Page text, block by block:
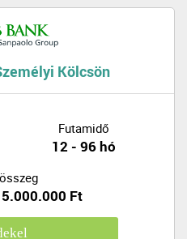
Kölcsön
Futamidő
12 - 96 hó
Ft